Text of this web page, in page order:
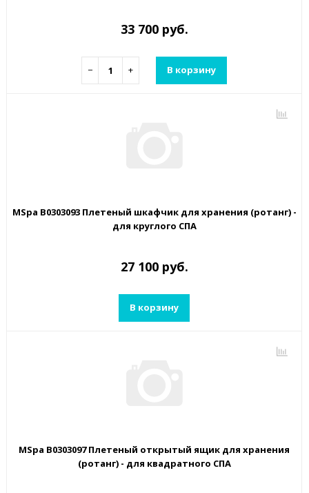
33 700 руб.
− + В корзину
MSpa B0303093 Плетеный шкафчик для хранения (ротанг) -
для круглого СПА
27 100 руб.
В корзину
MSpa B0303097 Плетеный открытый ящик для хранения
(ротанг) - для квадратного СПА